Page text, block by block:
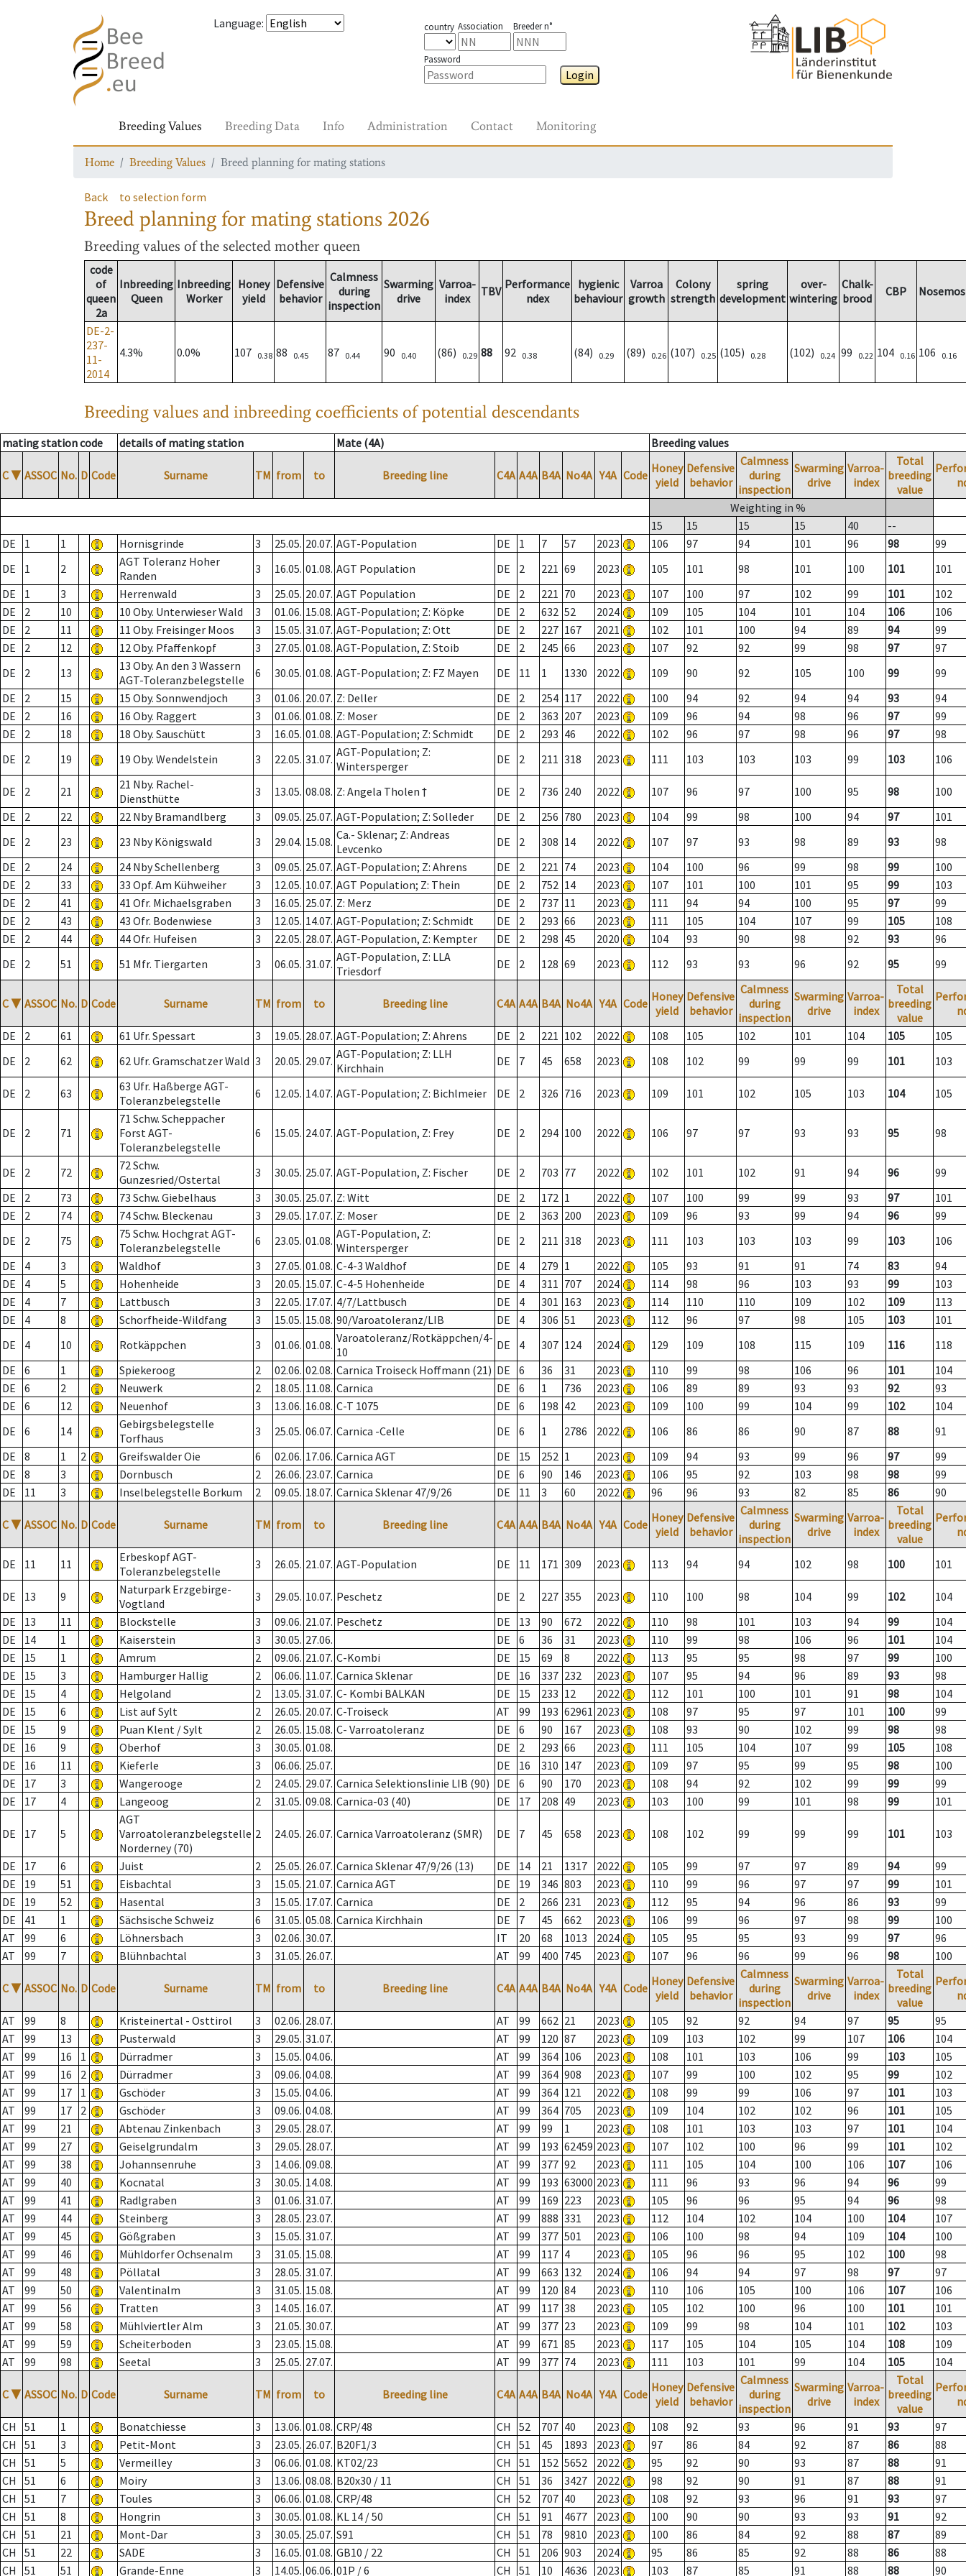
Language: country Association Breeder n°
Password
Login
Breeding Values Breeding Data Info Administration Contact Monitoring
Home Breeding Values Breed planning for mating stations
Back to selection form
Breed planning for mating stations 2026
Breeding values of the selected mother queen
code
of
queen
2a
Inbreeding
Queen
Inbreeding
Worker
Honey
yield
Defensive
behavior
Calmness
during
inspection
Swarming
drive
Varroa-
index
TBV Performance
ndex
hygienic
behaviour
Varroa
growth
Colony
strength
spring
development
over-
wintering
Chalk-
brood
CBP
DE-2-
237-
11-
2014
4.3% 0.0% 107 0.38 88 0.45 87 0.44 90 0.40 (86) 0.29 88 92 0.38 (84) 0.29 (89) 0.26 (107) 0.25 (105) 0.28 (102) 0.24 99 0.22 104 0.16 106 0.16
Breeding values and inbreeding coefficients of potential descendants
mating station code details of mating station Mate (4A) Breeding values
C ▼ ASSOC No. D Code Surname TM from to Breeding line C4A A4A B4A No4A Y4A Code Honey
yield
Defensive
behavior
Calmness
during
inspection
Swarming
drive
Varroa-
index
Total
breeding
value
Weighting in %
15
15 15 15 40
--
DE
1 1 Hornisgrinde 3 25.05. 20.07. AGT-Population DE 1 7 57 2023 106 97 94 101 96 98
99
DE
1 2
AGT Toleranz Hoher
Randen
3 16.05. 01.08. AGT Population DE 2 221 69 2023 105 101 98 101 100 101
101
DE
1 3 Herrenwald 3 25.05. 20.07. AGT Population DE 2 221 70 2023 107 100 97 102 99 101
102
DE
2 10 10 Oby. Unterwieser Wald 3 01.06. 15.08. AGT-Population; Z: Köpke DE 2 632 52 2024 109 105 104 101 104 106
106
DE
2 11 11 Oby. Freisinger Moos 3 15.05. 31.07. AGT-Population; Z: Ott DE 2 227 167 2021 102 101 100 94 89 94
99
DE
2 12 12 Oby. Pfaffenkopf 3 27.05. 01.08. AGT-Population, Z: Stoib DE 2 245 66 2023 107 92 92 99 98 97
97
DE
2 13
13 Oby. An den 3 Wassern
AGT-Toleranzbelegstelle
6 30.05. 01.08. AGT-Population; Z: FZ Mayen DE 11 1 1330 2022 109 90 92 105 100 99
99
DE
2 15 15 Oby. Sonnwendjoch 3 01.06. 20.07. Z: Deller DE 2 254 117 2022 100 94 92 94 94 93
94
DE
2 16 16 Oby. Raggert 3 01.06. 01.08. Z: Moser DE 2 363 207 2023 109 96 94 98 96 97
99
DE
2 18 18 Oby. Sauschütt 3 16.05. 01.08. AGT-Population; Z: Schmidt DE 2 293 46 2022 102 96 97 98 96 97
98
DE
2 19 19 Oby. Wendelstein 3 22.05. 31.07. AGT-Population; Z:
Wintersperger
DE 2 211 318 2023 111 103 103 103 99 103 106
DE 2 21
21 Nby. Rachel-
Diensthütte
3 13.05. 08.08. Z: Angela Tholen † DE 2 736 240 2022 107 96 97 100 95 98
100
DE
2 22 22 Nby Bramandlberg 3 09.05. 25.07. AGT-Population; Z: Solleder DE 2 256 780 2023 104 99 98 100 94 97
101
DE
2 23 23 Nby Königswald 3 29.04. 15.08. Ca.- Sklenar; Z: Andreas
Levcenko
DE 2 308 14 2022 107 97 93 98 89 93
98
DE
2 24 24 Nby Schellenberg 3 09.05. 25.07. AGT-Population; Z: Ahrens DE 2 221 74 2023 104 100 96 99 98 99
100
DE
2 33 33 Opf. Am Kühweiher 3 12.05. 10.07. AGT Population; Z: Thein DE 2 752 14 2023 107 101 100 101 95 99
103
DE
2 41 41 Ofr. Michaelsgraben 3 16.05. 25.07. Z: Merz DE 2 737 11 2023 111 94 94 100 95 97
99
DE
2 43 43 Ofr. Bodenwiese 3 12.05. 14.07. AGT-Population; Z: Schmidt DE 2 293 66 2023 111 105 104 107 99 105
108
DE
2 44 44 Ofr. Hufeisen 3 22.05. 28.07. AGT-Population, Z: Kempter DE 2 298 45 2020 104 93 90 98 92 93
96
DE
2 51 51 Mfr. Tiergarten 3 06.05. 31.07. AGT-Population, Z: LLA
Triesdorf
DE 2 128 69 2023 112 93 93 96 92 95 99
C ▼ ASSOC No. D Code Surname TM from to Breeding line C4A A4A B4A No4A Y4A Code Honey
yield
Defensive
behavior
Calmness
during
inspection
Swarming
drive
Varroa-
index
Total
breeding
value
DE
2 61 61 Ufr. Spessart 3 19.05. 28.07. AGT-Population; Z: Ahrens DE 2 221 102 2022 108 105 102 101 104 105
105
DE
2 62 62 Ufr. Gramschatzer Wald 3 20.05. 29.07. AGT-Population; Z: LLH
Kirchhain
DE 7 45 658 2023 108 102 99 99 99 101 103
DE 2 63
63 Ufr. Haßberge AGT-
Toleranzbelegstelle
6 12.05. 14.07. AGT-Population; Z: Bichlmeier DE 2 326 716 2023 109 101 102 105 103 104 105
DE 2 71
71 Schw. Scheppacher
Forst AGT-
Toleranzbelegstelle
6 15.05. 24.07. AGT-Population, Z: Frey DE 2 294 100 2022 106 97 97 93 93 95 98
DE 2 72
72 Schw.
Gunzesried/Ostertal
3 30.05. 25.07. AGT-Population, Z: Fischer DE 2 703 77 2022 102 101 102 91 94 96
99
DE
2 73 73 Schw. Giebelhaus 3 30.05. 25.07. Z: Witt DE 2 172 1 2022 107 100 99 99 93 97
101
DE
2 74 74 Schw. Bleckenau 3 29.05. 17.07. Z: Moser DE 2 363 200 2023 109 96 93 99 94 96
99
DE
2 75
75 Schw. Hochgrat AGT-
Toleranzbelegstelle
6 23.05. 01.08. AGT-Population, Z:
Wintersperger
DE 2 211 318 2023 111 103 103 103 99 103
106
DE
4 3 Waldhof 3 27.05. 01.08. C-4-3 Waldhof DE 4 279 1 2022 105 93 91 91 74 83
94
DE
4 5 Hohenheide 3 20.05. 15.07. C-4-5 Hohenheide DE 4 311 707 2024 114 98 96 103 93 99
103
DE
4 7 Lattbusch 3 22.05. 17.07. 4/7/Lattbusch DE 4 301 163 2023 114 110 110 109 102 109
113
DE
4 8 Schorfheide-Wildfang 3 15.05. 15.08. 90/Varoatoleranz/LIB DE 4 306 51 2023 112 96 97 98 105 103
101
DE
4 10 Rotkäppchen 3 01.06. 01.08. Varoatoleranz/Rotkäppchen/4-
10
DE 4 307 124 2024 129 109 108 115 109 116
118
DE
6 1 Spiekeroog 2 02.06. 02.08. Carnica Troiseck Hoffmann (21) DE 6 36 31 2023 110 99 98 106 96 101
104
DE
6 2 Neuwerk 2 18.05. 11.08. Carnica DE 6 1 736 2023 106 89 89 93 93 92
93
DE
6 12 Neuenhof 3 13.06. 16.08. C-T 1075 DE 6 198 42 2023 109 100 99 104 99 102
104
DE
6 14
Gebirgsbelegstelle
Torfhaus
3 25.05. 06.07. Carnica -Celle DE 6 1 2786 2022 106 86 86 90 87 88
91
DE
8 1 2 Greifswalder Oie 6 02.06. 17.06. Carnica AGT DE 15 252 1 2023 109 94 93 99 96 97
99
DE
8 3 Dornbusch 2 26.06. 23.07. Carnica DE 6 90 146 2023 106 95 92 103 98 98
99
DE
11 3 Inselbelegstelle Borkum 2 09.05. 18.07. Carnica Sklenar 47/9/26 DE 11 3 60 2022 96 96 93 82 85 86 90
C ▼ ASSOC No. D Code Surname TM from to Breeding line C4A A4A B4A No4A Y4A Code Honey
yield
Defensive
behavior
Calmness
during
inspection
Swarming
drive
Varroa-
index
Total
breeding
value
DE 11 11
Erbeskopf AGT-
Toleranzbelegstelle
3 26.05. 21.07. AGT-Population DE 11 171 309 2023 113 94 94 102 98 100 101
DE 13 9
Naturpark Erzgebirge-
Vogtland
3 29.05. 10.07. Peschetz DE 2 227 355 2023 110 100 98 104 99 102
104
DE
13 11 Blockstelle 3 09.06. 21.07. Peschetz DE 13 90 672 2022 110 98 101 103 94 99
104
DE
14 1 Kaiserstein 3 30.05. 27.06. DE 6 36 31 2023 110 99 98 106 96 101
104
DE
15 1 Amrum 2 09.06. 21.07. C-Kombi DE 15 69 8 2022 113 95 95 98 97 99
100
DE
15 3 Hamburger Hallig 2 06.06. 11.07. Carnica Sklenar DE 16 337 232 2023 107 95 94 96 89 93
98
DE
15 4 Helgoland 2 13.05. 31.07. C- Kombi BALKAN DE 15 233 12 2022 112 101 100 101 91 98
104
DE
15 6 List auf Sylt 2 26.05. 20.07. C-Troiseck AT 99 193 62961 2023 108 97 95 97 101 100
99
DE
15 9 Puan Klent / Sylt 2 26.05. 15.08. C- Varroatoleranz DE 6 90 167 2023 108 93 90 102 99 98
98
DE
16 9 Oberhof 3 30.05. 01.08. DE 2 293 66 2023 111 105 104 107 99 105
108
DE
16 11 Kieferle 3 06.06. 25.07. DE 16 310 147 2023 109 97 95 99 95 98
100
DE
17 3 Wangerooge 2 24.05. 29.07. Carnica Selektionslinie LIB (90) DE 6 90 170 2023 108 94 92 102 99 99
99
DE
17 4 Langeoog 2 31.05. 09.08. Carnica-03 (40) DE 17 208 49 2023 103 100 99 101 98 99 101
DE 17 5
AGT
Varroatoleranzbelegstelle
Norderney (70)
2 24.05. 26.07. Carnica Varroatoleranz (SMR) DE 7 45 658 2023 108 102 99 99 99 101 103
DE 17 6 Juist 2 25.05. 26.07. Carnica Sklenar 47/9/26 (13) DE 14 21 1317 2022 105 99 97 97 89 94
99
DE
19 51 Eisbachtal 3 15.05. 21.07. Carnica AGT DE 19 346 803 2023 110 99 96 97 97 99
101
DE
19 52 Hasental 3 15.05. 17.07. Carnica DE 2 266 231 2023 112 95 94 96 86 93
99
DE
41 1 Sächsische Schweiz 6 31.05. 05.08. Carnica Kirchhain DE 7 45 662 2023 106 99 96 97 98 99
100
AT
99 6 Löhnersbach 3 02.06. 30.07. IT 20 68 1013 2024 105 95 95 93 99 97
96
AT
99 7 Blühnbachtal 3 31.05. 26.07. AT 99 400 745 2023 107 96 96 99 96 98 100
C ▼ ASSOC No. D Code Surname TM from to Breeding line C4A A4A B4A No4A Y4A Code Honey
yield
Defensive
behavior
Calmness
during
inspection
Swarming
drive
Varroa-
index
Total
breeding
value
AT
99 8 Kristeinertal - Osttirol 3 02.06. 28.07. AT 99 662 21 2023 105 92 92 94 97 95
95
AT
99 13 Pusterwald 3 29.05. 31.07. AT 99 120 87 2023 109 103 102 99 107 106
104
AT
99 16 1 Dürradmer 3 15.05. 04.06. AT 99 364 106 2023 108 101 103 106 99 103
105
AT
99 16 2 Dürradmer 3 09.06. 04.08. AT 99 364 908 2023 107 99 100 102 95 99
102
AT
99 17 1 Gschöder 3 15.05. 04.06. AT 99 364 121 2022 108 99 99 106 97 101
103
AT
99 17 2 Gschöder 3 09.06. 04.08. AT 99 364 705 2023 109 104 102 102 96 101
105
AT
99 21 Abtenau Zinkenbach 3 29.05. 28.07. AT 99 99 1 2023 108 101 103 103 97 101
104
AT
99 27 Geiselgrundalm 3 29.05. 28.07. AT 99 193 62459 2023 107 102 100 96 99 101
102
AT
99 38 Johannsenruhe 3 14.06. 09.08. AT 99 377 92 2023 111 105 104 100 106 107
106
AT
99 40 Kocnatal 3 30.05. 14.08. AT 99 193 63000 2023 111 96 93 96 94 96
99
AT
99 41 Radlgraben 3 01.06. 31.07. AT 99 169 223 2023 105 96 96 95 94 96
98
AT
99 44 Steinberg 3 28.05. 23.07. AT 99 888 331 2023 112 104 102 104 100 104
107
AT
99 45 Gößgraben 3 15.05. 31.07. AT 99 377 501 2023 106 100 98 94 109 104
100
AT
99 46 Mühldorfer Ochsenalm 3 31.05. 15.08. AT 99 117 4 2023 105 96 96 95 102 100
98
AT
99 48 Pöllatal 3 28.05. 31.07. AT 99 663 132 2024 106 94 94 97 98 97
97
AT
99 50 Valentinalm 3 31.05. 15.08. AT 99 120 84 2023 110 106 105 100 106 107
106
AT
99 56 Tratten 3 14.05. 16.07. AT 99 117 38 2023 105 102 100 96 100 101
101
AT
99 58 Mühlviertler Alm 3 21.05. 30.07. AT 99 377 23 2023 109 99 98 104 101 102
103
AT
99 59 Scheiterboden 3 23.05. 15.08. AT 99 671 85 2023 117 105 104 105 104 108
109
AT
99 98 Seetal 3 25.05. 27.07. AT 99 377 74 2023 111 103 101 99 104 105 104
C ▼ ASSOC No. D Code Surname TM from to Breeding line C4A A4A B4A No4A Y4A Code Honey
yield
Defensive
behavior
Calmness
during
inspection
Swarming
drive
Varroa-
index
Total
breeding
value
CH
51 1 Bonatchiesse 3 13.06. 01.08. CRP/48 CH 52 707 40 2023 108 92 93 96 91 93
97
CH
51 3 Petit-Mont 3 23.05. 26.07. B20F1/3 CH 51 45 1893 2023 97 86 84 92 87 86
88
CH
51 5 Vermeilley 3 06.06. 01.08. KT02/23 CH 51 152 5652 2022 95 92 90 93 87 88
91
CH
51 6 Moiry 3 13.06. 08.08. B20x30 / 11 CH 51 36 3427 2022 98 92 90 91 87 88
91
CH
51 7 Toules 3 06.06. 01.08. CRP/48 CH 52 707 40 2023 108 92 93 96 91 93
97
CH
51 8 Hongrin 3 30.05. 01.08. KL 14 / 50 CH 51 91 4677 2023 100 90 90 93 93 91
92
CH
51 21 Mont-Dar 3 30.05. 25.07. S91 CH 51 78 9810 2023 100 86 84 92 88 87
89
CH
51 22 SADE 3 16.05. 01.08. GB10 / 22 CH 51 206 903 2024 95 86 85 92 88 86
88
CH
51 51 Grande-Enne 3 14.05. 06.06. 01P / 6 CH 51 10 4636 2023 103 87 85 91 88 88 90